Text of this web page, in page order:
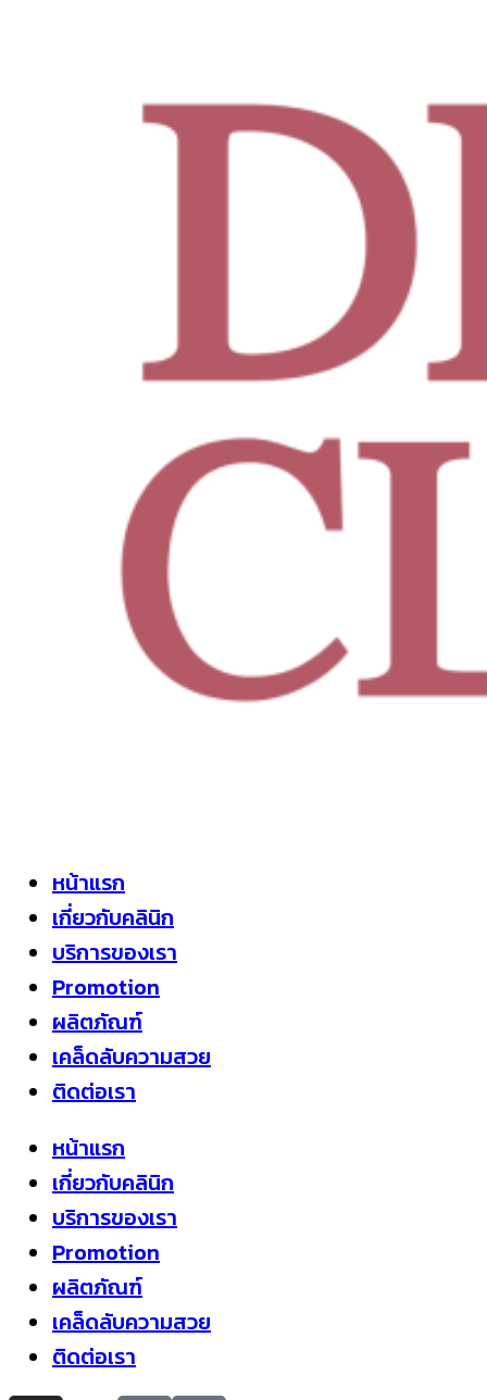
หน้าแรก
เกี่ยวกับคลินิก
บริการของเรา
Promotion
ผลิตภัณฑ์
เคล็ดลับความสวย
ติดต่อเรา
หน้าแรก
เกี่ยวกับคลินิก
บริการของเรา
Promotion
ผลิตภัณฑ์
เคล็ดลับความสวย
ติดต่อเรา